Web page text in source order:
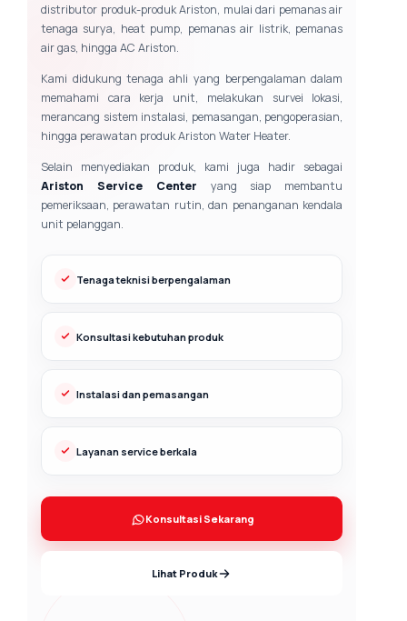
distributor produk-produk Ariston, mulai dari pemanas air
tenaga surya, heat pump, pemanas air listrik, pemanas
air gas, hingga AC Ariston.
Kami didukung tenaga ahli yang berpengalaman dalam
memahami cara kerja unit, melakukan survei lokasi,
merancang sistem instalasi, pemasangan, pengoperasian,
hingga perawatan produk Ariston Water Heater.
Selain menyediakan produk, kami juga hadir sebagai
Ariston Service Center yang siap membantu
pemeriksaan, perawatan rutin, dan penanganan kendala
unit pelanggan.
Tenaga teknisi berpengalaman
Konsultasi kebutuhan produk
Instalasi dan pemasangan
Layanan service berkala
Konsultasi Sekarang
Lihat Produk